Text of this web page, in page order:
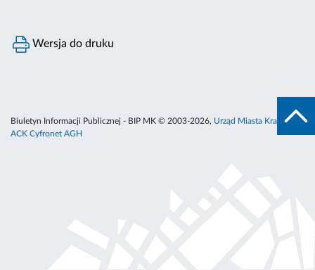
Wersja do druku
Biuletyn Informacji Publicznej - BIP MK © 2003-2026, Urząd Miasta Krakowa
ACK Cyfronet AGH